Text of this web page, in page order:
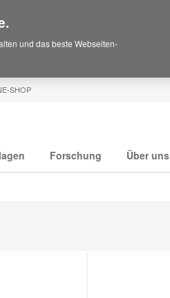
SHOP
Forschung Über uns
und das beste Webseiten-